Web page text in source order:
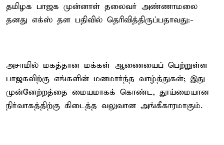
தமிழக பாஜக முன்னாள் தலைவர் அண்ணாமலை
தனது எக்ஸ் தள பதிவில் தெரிவித்திருப்பதாவது:-
அசாமில் மகத்தான மக்கள் ஆணையைப் பெற்றுள்ள
பாஜகவிற்கு எங்களின் மனமார்ந்த வாழ்த்துகள்; இது
முன்னேற்றத்தை மையமாகக் கொண்ட, தூய்மையான
நிர்வாகத்திற்கு கிடைத்த வலுவான அங்கீகாரமாகும்.